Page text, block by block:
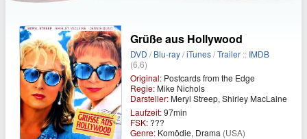
Grüße aus Hollywood
DVD /Blu-ray/iTunes/Trailer :: IMDB
(6,6)
Original: Postcards from the Edge
Regie:Mike Nichols
Darsteller:Meryl Streep, Shirley MacLaine
Laufzeit:97min
FSK: ???
Genre: Komödie, Drama (USA)